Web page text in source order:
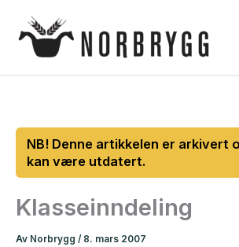
rett
Klasseinndeling
Av Norbrygg / 8. mars 2007